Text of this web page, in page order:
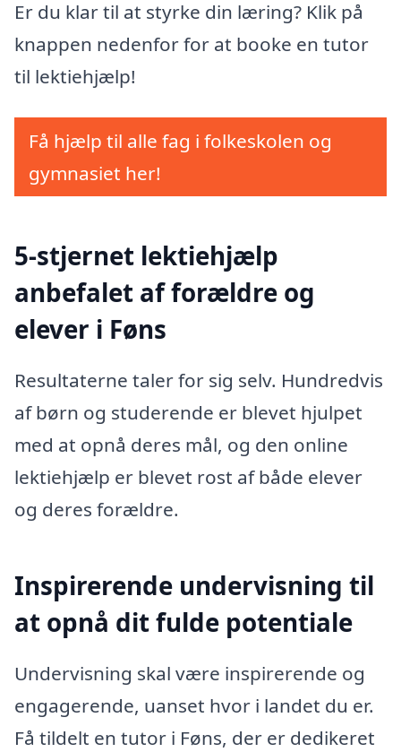
Er du klar til at styrke din læring? Klik på
knappen nedenfor for at booke en tutor
til lektiehjælp!
Få hjælp til alle fag i folkeskolen og
gymnasiet her!
5-stjernet lektiehjælp
anbefalet af forældre og
elever i Føns
Resultaterne taler for sig selv. Hundredvis
af børn og studerende er blevet hjulpet
med at opnå deres mål, og den online
lektiehjælp er blevet rost af både elever
og deres forældre.
Inspirerende undervisning til
at opnå dit fulde potentiale
Undervisning skal være inspirerende og
engagerende, uanset hvor i landet du er.
Få tildelt en tutor i Føns, der er dedikeret